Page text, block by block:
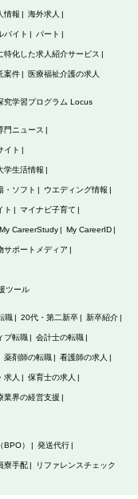
情報 海外求人
バイト パート
特化した求人紹介サービス
案件 医療福祉介護の求人
究学習プログラム Locus
門ニュース
イト
学生活情報
・ソフト ウエディング情報
ト マイナビ子育て
My CareerStudy My CareerID
サポートメディア
ツール
職 20代・第二新卒 新卒紹介
ブ転職 会計士の転職
薬剤師の転職 看護師の求人
求人 保育士の求人
業界の経営支援
） 発送代行
寮手配 リファレンスチェック